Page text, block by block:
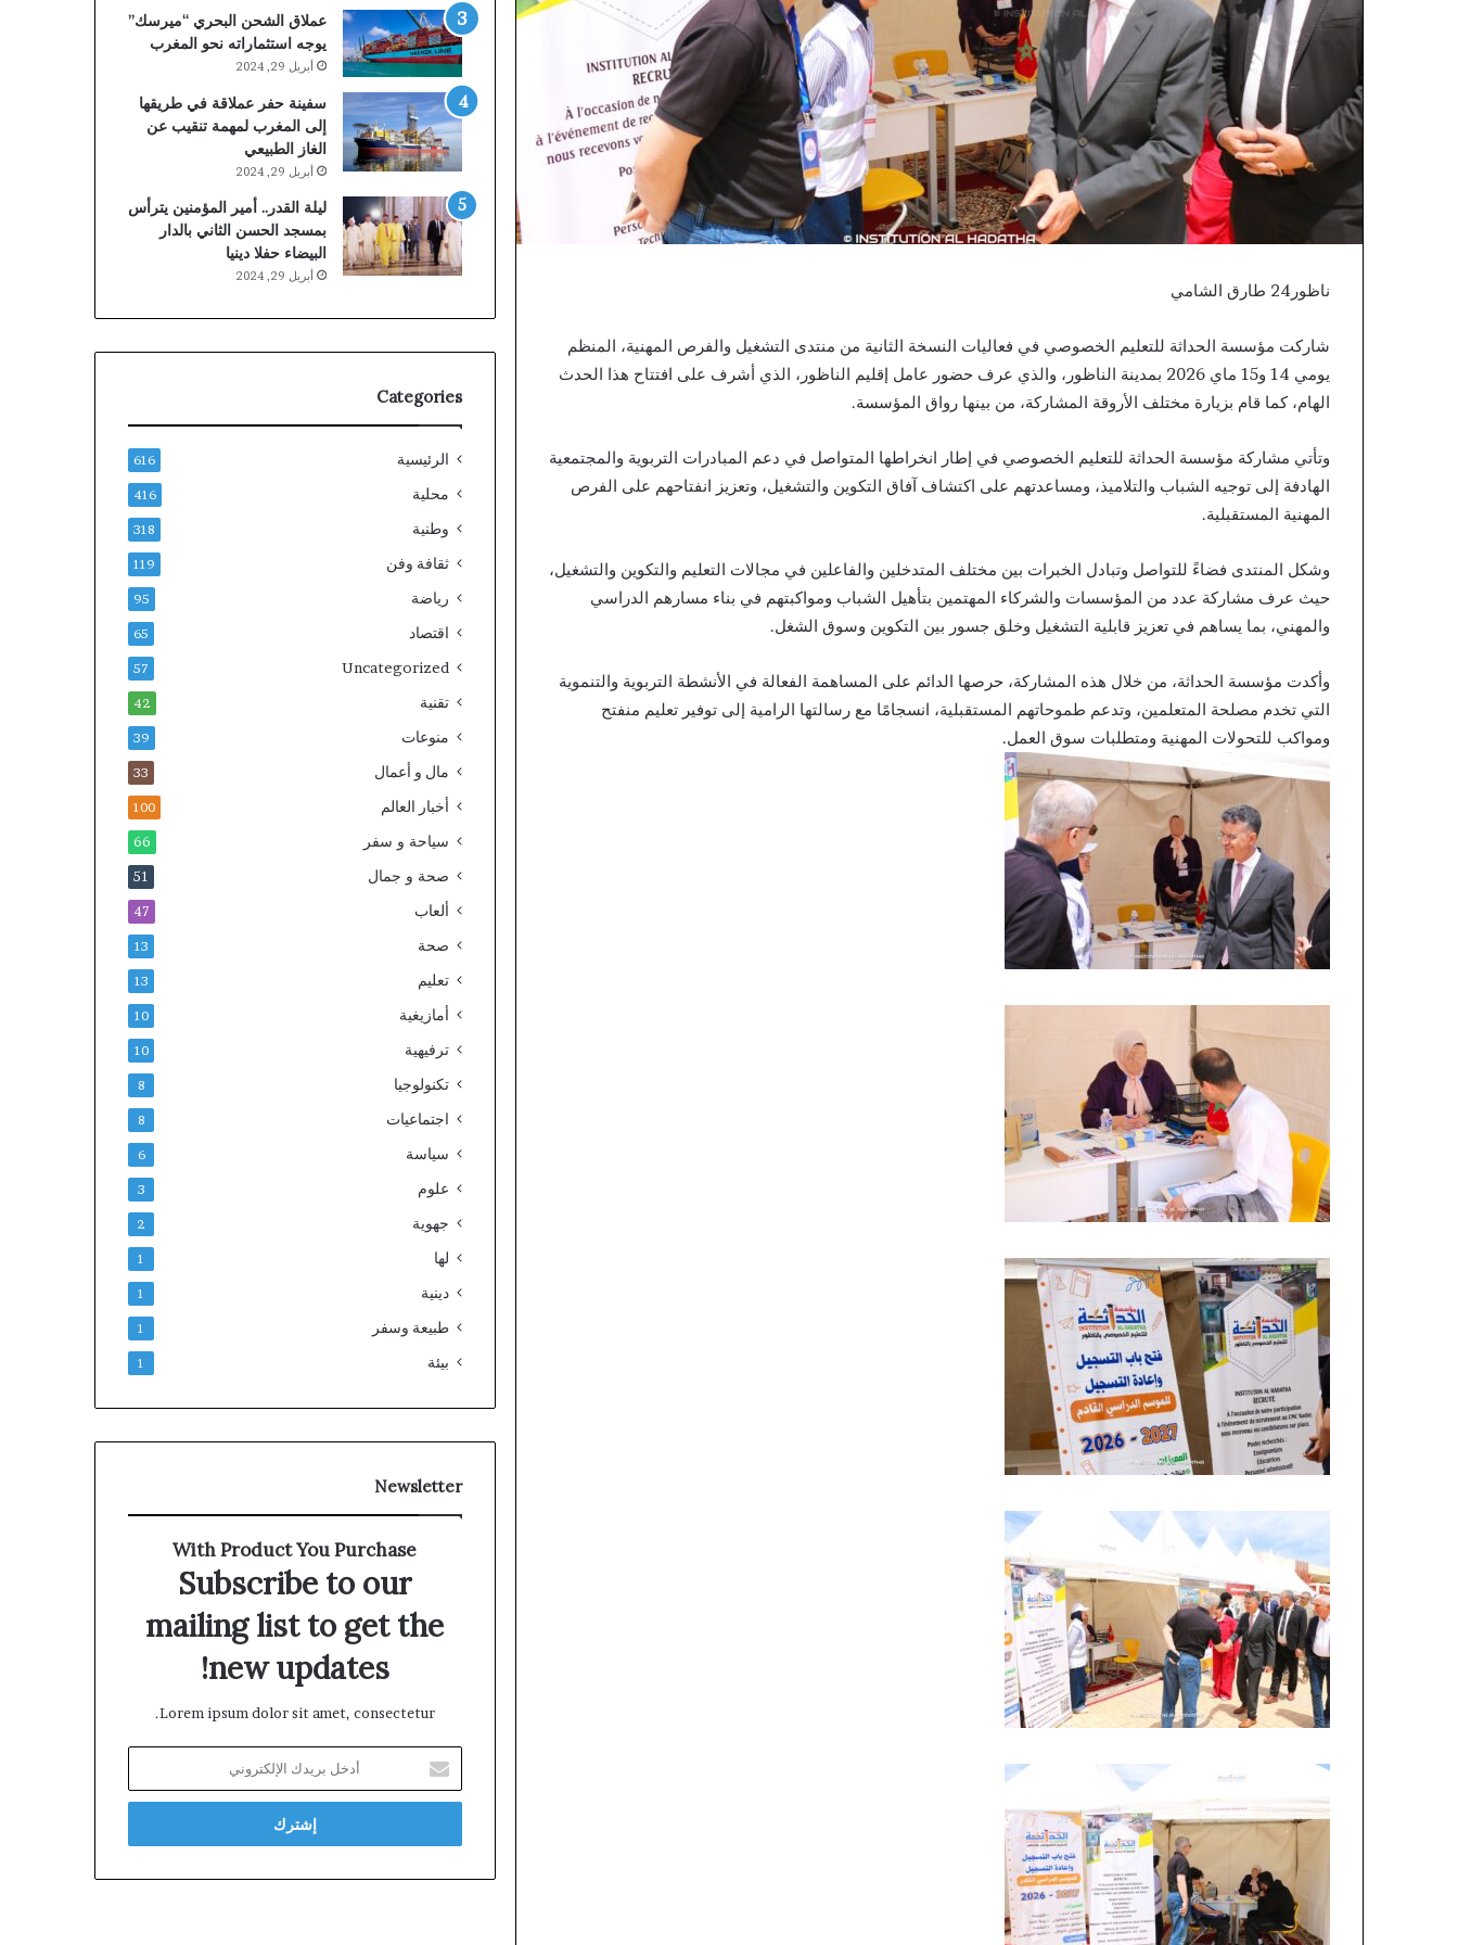
ناظور24 طارق الشامي
شاركت مؤسسة الحداثة للتعليم الخصوصي في فعاليات النسخة الثانية من منتدى التشغيل والفرص المهنية، المنظم
يومي 14 و15 ماي 2026 بمدينة الناظور، والذي عرف حضور عامل إقليم الناظور، الذي أشرف على افتتاح هذا الحدث
الهام، كما قام بزيارة مختلف الأروقة المشاركة، من بينها رواق المؤسسة.
وتأتي مشاركة مؤسسة الحداثة للتعليم الخصوصي في إطار انخراطها المتواصل في دعم المبادرات التربوية والمجتمعية
الهادفة إلى توجيه الشباب والتلاميذ، ومساعدتهم على اكتشاف آفاق التكوين والتشغيل، وتعزيز انفتاحهم على الفرص
المهنية المستقبلية.
وشكل المنتدى فضاءً للتواصل وتبادل الخبرات بين مختلف المتدخلين والفاعلين في مجالات التعليم والتكوين والتشغيل،
حيث عرف مشاركة عدد من المؤسسات والشركاء المهتمين بتأهيل الشباب ومواكبتهم في بناء مسارهم الدراسي
والمهني، بما يساهم في تعزيز قابلية التشغيل وخلق جسور بين التكوين وسوق الشغل.
وأكدت مؤسسة الحداثة، من خلال هذه المشاركة، حرصها الدائم على المساهمة الفعالة في الأنشطة التربوية والتنموية
التي تخدم مصلحة المتعلمين، وتدعم طموحاتهم المستقبلية، انسجامًا مع رسالتها الرامية إلى توفير تعليم منفتح
ومواكب للتحولات المهنية ومتطلبات سوق العمل.
عملاق الشحن البحري “ميرسك”
يوجه استثماراته نحو المغرب
أبريل 29, 2024
سفينة حفر عملاقة في طريقها
إلى المغرب لمهمة تنقيب عن
الغاز الطبيعي
أبريل 29, 2024
ليلة القدر.. أمير المؤمنين يترأس
بمسجد الحسن الثاني بالدار
البيضاء حفلا دينيا
أبريل 29, 2024
Categories
الرئيسية 616
محلية 416
وطنية 318
ثقافة وفن 119
رياضة 95
اقتصاد 65
Uncategorized
57
تقنية 42
منوعات 39
مال و أعمال 33
أخبار العالم 100
سياحة و سفر 66
صحة و جمال 51
ألعاب 47
صحة 13
تعليم 13
أمازيغية 10
ترفيهية 10
تكنولوجيا 8
اجتماعيات 8
سياسة 6
علوم 3
جهوية 2
لها 1
دينية 1
طبيعة وسفر 1
بيئة 1
Newsletter
With Product You Purchase
Subscribe to our
mailing list to get the
new updates!
Lorem ipsum dolor sit amet, consectetur.
بريدك
الإلكتروني